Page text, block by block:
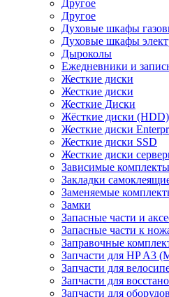
Другое
Другое
Духовые шкафы
Духовые шкафы
Дыроколы
Ежедневники и
Жесткие диски
Жесткие диски
Жесткие Диски
Жёсткие диски (HDD)
Жесткие диски
Жесткие диски SSD
Жесткие диски
Зависимые комплекты
Закладки
Заменяемые
Замки
Запасные части и
Запасные части к
Заправочные
Запчасти для HP A3
Запчасти для
Запчасти для
Запчасти для